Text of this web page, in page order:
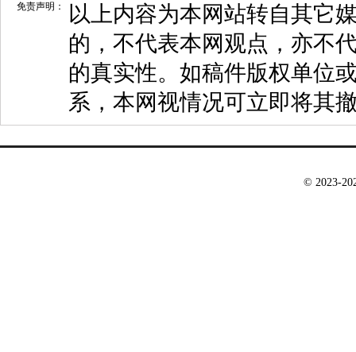
免责声明：
以上内容为本网站转自其它
的，不代表本网观点，亦不
的真实性。如稿件版权单位
系，本网视情况可立即将其
© 2023-